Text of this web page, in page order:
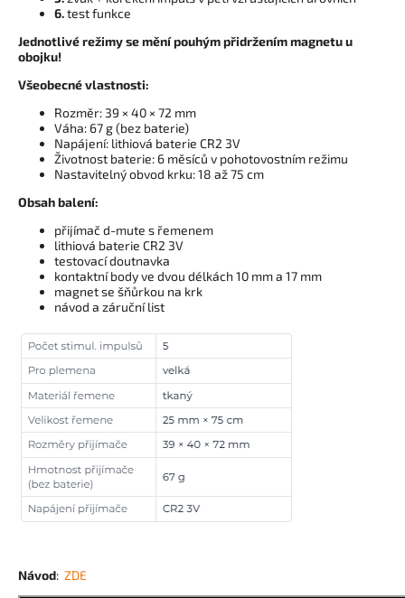
6.test funkce
Jednotlivé režimy se mění pouhým přidržením magnetu u
obojku!
Všeobecné vlastnosti:
Rozměr: 39 × 40 × 72 mm
Váha: 67 g (bez baterie)
Napájení: lithiová baterie CR2 3V
Životnost baterie: 6 měsíců v pohotovostním režimu
Nastavitelný obvod krku: 18 až 75 cm
Obsah balení:
přijímač d-mute s řemenem
lithiová baterie CR2 3V
testovací doutnavka
kontaktní body ve dvou délkách 10 mm a 17 mm
magnet se šňůrkou na krk
návod a záruční list
Návod: ZDE